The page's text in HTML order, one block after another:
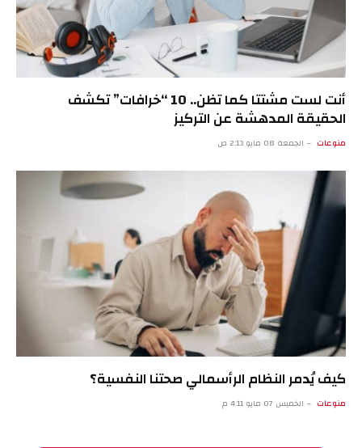
أنت لست مشتتا كما تظن.. 10 “خرافات” تكشف
الحقيقة المدهشة عن التركيز
منوعات الجمعة 08 مايو 2:13 ص
كيف يُدمر النظام الرأسمالي صحتنا النفسية؟
منوعات الخميس 07 مايو 4:11 م